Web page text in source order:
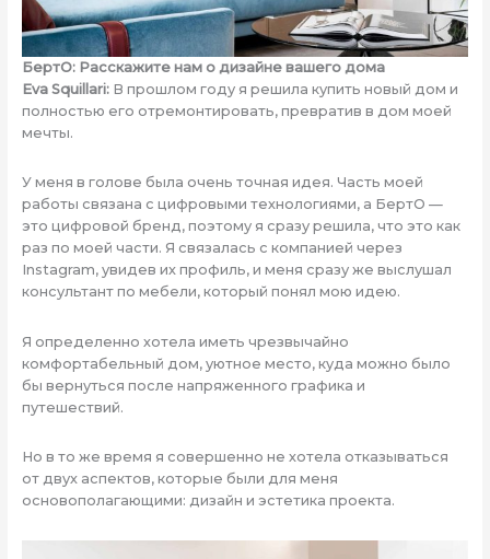
БертО: Расскажите нам о дизайне вашего дома
Eva Squillari:В прошлом году я решила купить новый дом и
полностью его отремонтировать, превратив в дом моей
мечты.
У меня в голове была очень точная идея. Часть моей
работы связана с цифровыми технологиями, а БертО —
это цифровой бренд, поэтому я сразу решила, что это как
раз по моей части. Я связалась с компанией через
Instagram, увидев их профиль, и меня сразу же выслушал
консультант по мебели, который понял мою идею.
Я определенно хотела иметь чрезвычайно
комфортабельный дом, уютное место, куда можно было
бы вернуться после напряженного графика и
путешествий.
Но в то же время я совершенно не хотела отказываться
от двух аспектов, которые были для меня
основополагающими: дизайн и эстетика проекта.